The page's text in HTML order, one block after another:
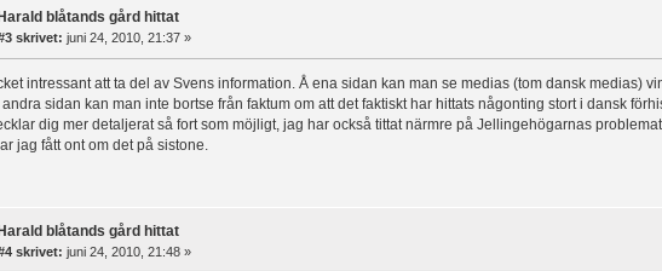
blåtands gård hittat
skrivet: juni 24, 2010, 21:37 »
intressant att ta del av Svens information. Å ena sidan kan man se medias (tom dansk medias)
sidan kan man inte bortse från faktum om att det faktiskt har hittats någonting stort i dansk
dig mer detaljerat så fort som möjligt, jag har också tittat närmre på Jellingehögarnas
jag fått ont om det på sistone.
blåtands gård hittat
skrivet: juni 24, 2010, 21:48 »